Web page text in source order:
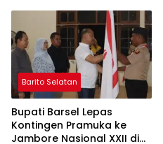
Barito Selatan
Bupati Barsel Lepas
Kontingen Pramuka ke
Jambore Nasional XXII di